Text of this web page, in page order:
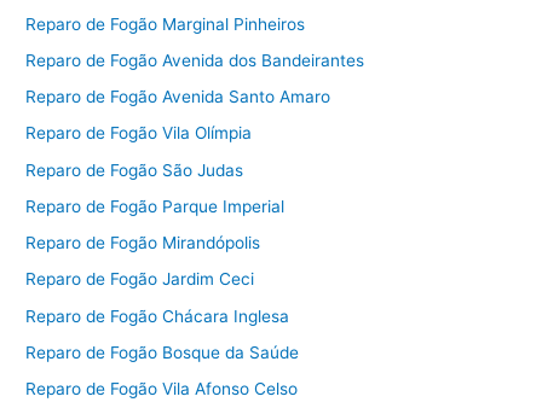
Reparo de Fogão Marginal Pinheiros
Reparo de Fogão Avenida dos Bandeirantes
Reparo de Fogão Avenida Santo Amaro
Reparo de Fogão Vila Olímpia
Reparo de Fogão São Judas
Reparo de Fogão Parque Imperial
Reparo de Fogão Mirandópolis
Reparo de Fogão Jardim Ceci
Reparo de Fogão Chácara Inglesa
Reparo de Fogão Bosque da Saúde
Reparo de Fogão Vila Afonso Celso